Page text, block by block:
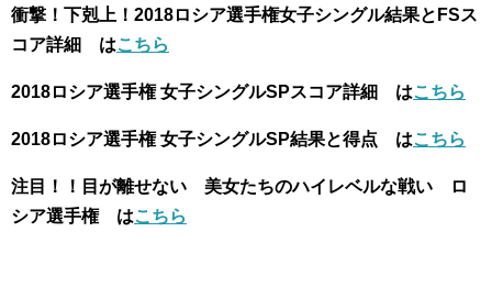
衝撃！下剋上！2018ロシア選手権女子シングル結果とFSス
コア詳細 はこちら
2018ロシア選手権 女子シングルSPスコア詳細 はこちら
2018ロシア選手権 女子シングルSP結果と得点 はこちら
注目！！目が離せない 美女たちのハイレベルな戦い ロ
シア選手権 はこちら